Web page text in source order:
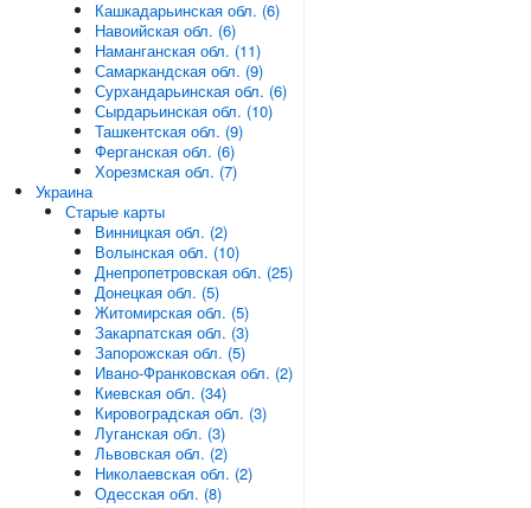
Кашкадарьинская обл. (6)
Навоийская обл. (6)
Наманганская обл. (11)
Самаркандская обл. (9)
Сурхандарьинская обл. (6)
Сырдарьинская обл. (10)
Ташкентская обл. (9)
Ферганская обл. (6)
Хорезмская обл. (7)
Украина
Старые карты
Винницкая обл. (2)
Волынская обл. (10)
Днепропетровская обл. (25)
Донецкая обл. (5)
Житомирская обл. (5)
Закарпатская обл. (3)
Запорожская обл. (5)
Ивано-Франковская обл. (2)
Киевская обл. (34)
Кировоградская обл. (3)
Луганская обл. (3)
Львовская обл. (2)
Николаевская обл. (2)
Одесская обл. (8)